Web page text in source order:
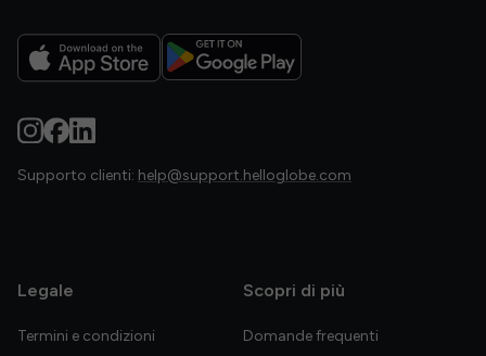
Supporto clienti: help@support.helloglobe.com
Legale
Termini e condizioni
Scopri di più
Domande frequenti